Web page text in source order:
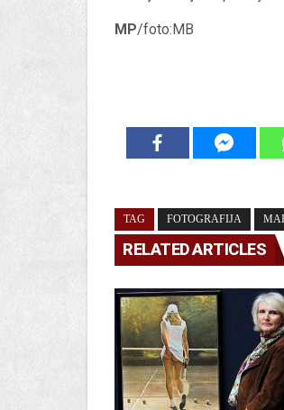
MP/foto:MB
TAG FOTOGRAFIJA
RELATED ARTICLES